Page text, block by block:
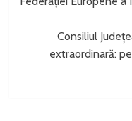
Consiliul
extraordinară: